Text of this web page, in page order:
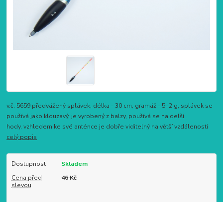
v.č. 5659 předvážený splávek, délka - 30 cm, gramáž - 5+2 g, splávek se
používá jako klouzavý, je vyrobený z balzy, používá se na delší
hody, vzhledem ke své anténce je dobře viditelný na větší vzdálenosti
celý popis
Dostupnost
Skladem
Cena před
slevou
46 Kč